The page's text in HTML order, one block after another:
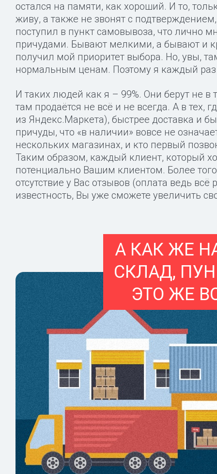
остался на памяти, как хороший. И то,
живу, а также не звонят с
поступил в пункт самовывоза, что лично
причудами. Бывают мелкими, а бывают и
получил мой приоритет выбора. Но, увы,
нормальным ценам. Поэтому я каждый
И таких людей как я – 99%. Они берут не в
там продаётся не всё и не всегда. А в
из Яндекс.Маркета), быстрее доставка и
причуды, что «в наличии» вовсе не
нескольких магазинах, и кто первый
Таким образом, каждый клиент, который
потенциально Вашим клиентом. Более
отсутствие у Вас отзывов (оплата ведь
известность, Вы уже сможете увеличить
А КАК ЖЕ
СКЛАД,
ЭТО ЖЕ